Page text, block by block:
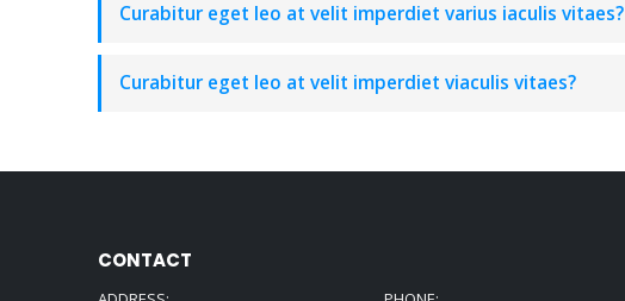
Curabitur eget leo at velit imperdiet varius iaculis vitaes?
Curabitur eget leo at velit imperdiet viaculis vitaes?
CONTACT